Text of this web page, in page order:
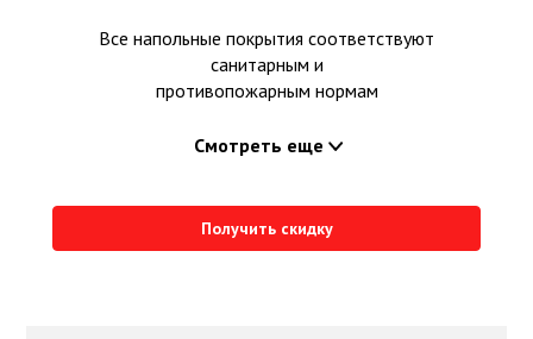
Все напольные покрытия соответствуют
санитарным и
противопожарным нормам
Смотреть еще
Получить скидку